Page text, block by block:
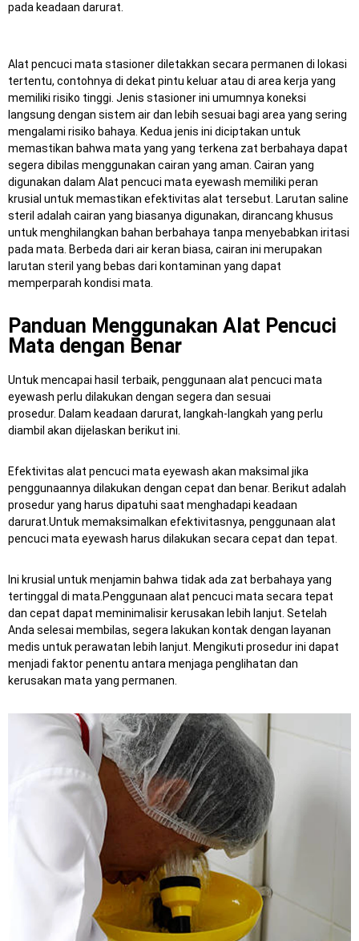
pada keadaan darurat.
Alat pencuci mata stasioner diletakkan secara permanen di lokasi
tertentu, contohnya di dekat pintu keluar atau di area kerja yang
memiliki risiko tinggi. Jenis stasioner ini umumnya koneksi
langsung dengan sistem air dan lebih sesuai bagi area yang sering
mengalami risiko bahaya. Kedua jenis ini diciptakan untuk
memastikan bahwa mata yang yang terkena zat berbahaya dapat
segera dibilas menggunakan cairan yang aman. Cairan yang
digunakan dalam Alat pencuci mata eyewash memiliki peran
krusial untuk memastikan efektivitas alat tersebut. Larutan saline
steril adalah cairan yang biasanya digunakan, dirancang khusus
untuk menghilangkan bahan berbahaya tanpa menyebabkan iritasi
pada mata. Berbeda dari air keran biasa, cairan ini merupakan
larutan steril yang bebas dari kontaminan yang dapat
memperparah kondisi mata.
Panduan Menggunakan Alat Pencuci
Mata dengan Benar
Untuk mencapai hasil terbaik, penggunaan alat pencuci mata
eyewash perlu dilakukan dengan segera dan sesuai
prosedur. Dalam keadaan darurat, langkah-langkah yang perlu
diambil akan dijelaskan berikut ini.
Efektivitas alat pencuci mata eyewash akan maksimal jika
penggunaannya dilakukan dengan cepat dan benar. Berikut adalah
prosedur yang harus dipatuhi saat menghadapi keadaan
darurat.Untuk memaksimalkan efektivitasnya, penggunaan alat
pencuci mata eyewash harus dilakukan secara cepat dan tepat.
Ini krusial untuk menjamin bahwa tidak ada zat berbahaya yang
tertinggal di mata. Penggunaan alat pencuci mata secara tepat
dan cepat dapat meminimalisir kerusakan lebih lanjut. Setelah
Anda selesai membilas, segera lakukan kontak dengan layanan
medis untuk perawatan lebih lanjut. Mengikuti prosedur ini dapat
menjadi faktor penentu antara menjaga penglihatan dan
kerusakan mata yang permanen.